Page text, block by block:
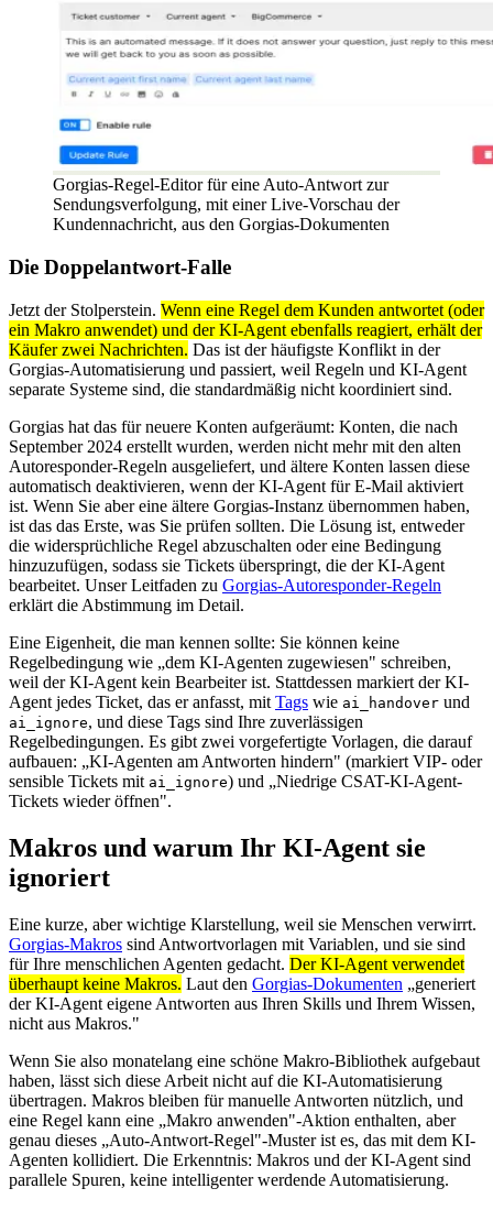
Gorgias-Regel-Editor für eine Auto-Antwort zur
Sendungsverfolgung, mit einer Live-Vorschau der
Kundennachricht, aus den Gorgias-Dokumenten
Die Doppelantwort-Falle
Jetzt der Stolperstein. Wenn eine Regel dem Kunden antwortet (oder
ein Makro anwendet) und der KI-Agent ebenfalls reagiert, erhält der
Käufer zwei Nachrichten. Das ist der häufigste Konflikt in der
Gorgias-Automatisierung und passiert, weil Regeln und KI-Agent
separate Systeme sind, die standardmäßig nicht koordiniert sind.
Gorgias hat das für neuere Konten aufgeräumt: Konten, die nach
September 2024 erstellt wurden, werden nicht mehr mit den alten
Autoresponder-Regeln ausgeliefert, und ältere Konten lassen diese
automatisch deaktivieren, wenn der KI-Agent für E-Mail aktiviert
ist. Wenn Sie aber eine ältere Gorgias-Instanz übernommen haben,
ist das das Erste, was Sie prüfen sollten. Die Lösung ist, entweder
die widersprüchliche Regel abzuschalten oder eine Bedingung
hinzuzufügen, sodass sie Tickets überspringt, die der KI-Agent
bearbeitet. Unser Leitfaden zu Gorgias-Autoresponder-Regeln
erklärt die Abstimmung im Detail.
Eine Eigenheit, die man kennen sollte: Sie können keine
Regelbedingung wie „dem KI-Agenten zugewiesen" schreiben,
weil der KI-Agent kein Bearbeiter ist. Stattdessen markiert der KI-
Agent jedes Ticket, das er anfasst, mit Tags wie ai_handover und
ai_ignore, und diese Tags sind Ihre zuverlässigen
Regelbedingungen. Es gibt zwei vorgefertigte Vorlagen, die darauf
aufbauen: „KI-Agenten am Antworten hindern" (markiert VIP- oder
sensible Tickets mit ai_ignore) und „Niedrige CSAT-KI-Agent-
Tickets wieder öffnen".
Makros und warum Ihr KI-Agent sie
ignoriert
Eine kurze, aber wichtige Klarstellung, weil sie Menschen verwirrt.
Gorgias-Makros sind Antwortvorlagen mit Variablen, und sie sind
für Ihre menschlichen Agenten gedacht. Der KI-Agent verwendet
überhaupt keine Makros. Laut den Gorgias-Dokumenten „generiert
der KI-Agent eigene Antworten aus Ihren Skills und Ihrem Wissen,
nicht aus Makros."
Wenn Sie also monatelang eine schöne Makro-Bibliothek aufgebaut
haben, lässt sich diese Arbeit nicht auf die KI-Automatisierung
übertragen. Makros bleiben für manuelle Antworten nützlich, und
eine Regel kann eine „Makro anwenden"-Aktion enthalten, aber
genau dieses „Auto-Antwort-Regel"-Muster ist es, das mit dem KI-
Agenten kollidiert. Die Erkenntnis: Makros und der KI-Agent sind
parallele Spuren, keine intelligenter werdende Automatisierung.